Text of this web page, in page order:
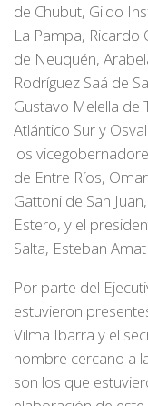
de Chubut, Gildo
La Pampa, Ricardo
de Neuquén,
Rodríguez Saá de
Gustavo Melella de
Atlántico Sur y
los
de Entre Ríos,
Gattoni de San
Estero, y el
Salta, Esteban
Por parte del
estuvieron
Vilma Ibarra y el
hombre cercano a
son los que